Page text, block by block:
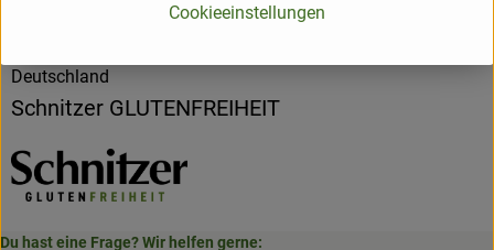
Hersteller: Schnitzer GLUTENFREIHEIT
Deutschland
Schnitzer GLUTENFREIHEIT
Du hast eine Frage? Wir helfen gerne:
Cookieeinstellungen